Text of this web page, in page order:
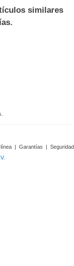
similares
| Garantías | Seguridad